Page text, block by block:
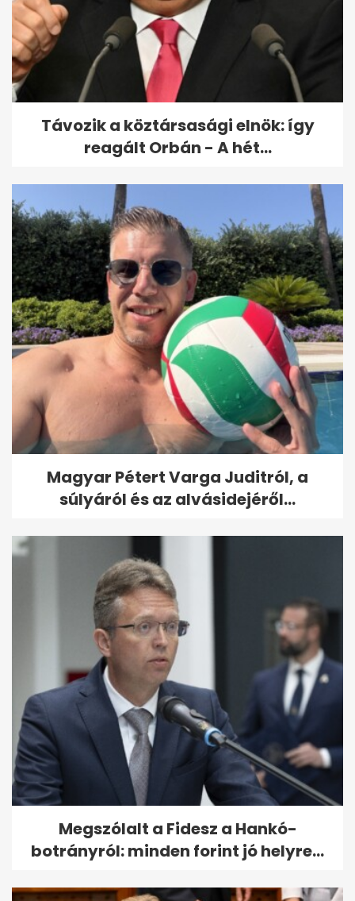
RTL: Hat órát kellett várni a
mentőre, a beteg belehalt a...
Távozik a köztársasági elnök: így
reagált Orbán - A hét...
Magyar Pétert Varga Juditról, a
súlyáról és az alvásidejéről...
Megszólalt a Fidesz a Hankó-
botrányról: minden forint jó helyre...